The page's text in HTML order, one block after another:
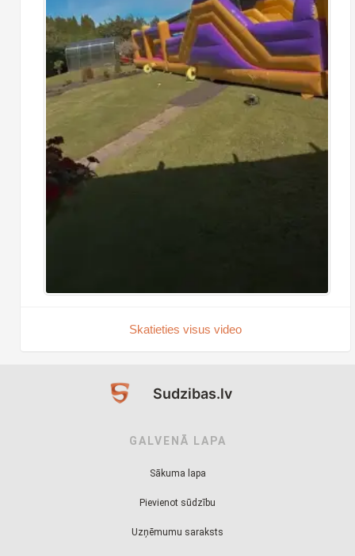
Skatieties visus video
Sudzibas.lv
GALVENĀ LAPA
Sākuma lapa
Pievienot sūdzību
Uzņēmumu saraksts